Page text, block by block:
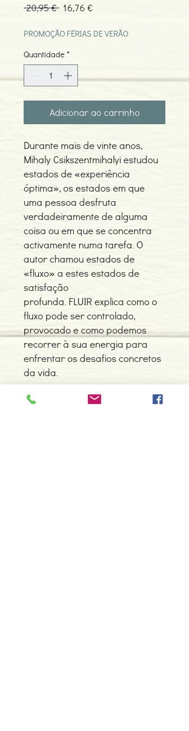
20,95 € Preço
16,76 €Preço
PROMOÇÃO FÉRIAS DE VERÃO
Quantidade *
Adicionar ao carrinho
Durante mais de vinte anos,
Mihaly Csikszentmihalyi estudou
estados de «experiência
óptima», os estados em que
uma pessoa desfruta
verdadeiramente de alguma
coisa ou em que se concentra
activamente numa tarefa. O
autor chamou estados de
«fluxo» a estes estados de
satisfação
profunda. FLUIR explica como o
fluxo pode ser controlado,
provocado e como podemos
recorrer à sua energia para
enfrentar os desafios concretos
da vida.